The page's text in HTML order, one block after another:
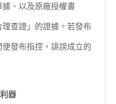
、以及原廠授權書
查證」的證據。若發布
發布指控，誹謗成立的
器